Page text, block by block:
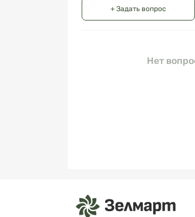
+ Задать вопрос
Нет